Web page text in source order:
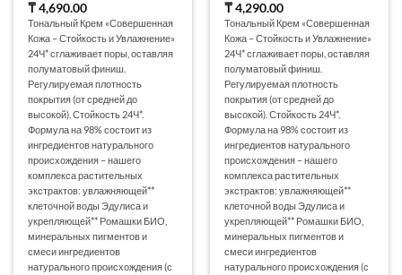
₸4,690.00
Тональный Крем «Совершенная
Кожа – Стойкость и Увлажнение»
24Ч* сглаживает поры, оставляя
полуматовый финиш.
Регулируемая плотность
покрытия (от средней до
высокой). Стойкость 24Ч*.
Формула на 98% состоит из
ингредиентов натурального
происхождения – нашего
комплекса растительных
экстрактов: увлажняющей**
клеточной воды Эдулиса и
укрепляющей** Ромашки БИО,
минеральных пигментов и
смеси ингредиентов
натурального происхождения (с
₸4,290.00
Тональный Крем «Совершенная
Кожа – Стойкость и Увлажнение»
24Ч* сглаживает поры, оставляя
полуматовый финиш.
Регулируемая плотность
покрытия (от средней до
высокой). Стойкость 24Ч*.
Формула на 98% состоит из
ингредиентов натурального
происхождения – нашего
комплекса растительных
экстрактов: увлажняющей**
клеточной воды Эдулиса и
укрепляющей** Ромашки БИО,
минеральных пигментов и
смеси ингредиентов
натурального происхождения (с